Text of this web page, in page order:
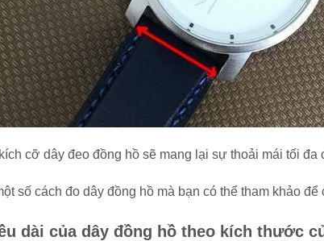
cỡ dây đeo đồng hồ sẽ mang lại sự thoải mái tối đa
số cách đo dây đồng hồ mà bạn có thể tham khảo
dài của dây đồng hồ theo kích thước